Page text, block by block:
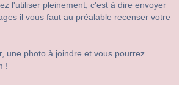
l'utiliser pleinement, c'est à dire envoyer
il vous faut au préalable recenser votre
une photo à joindre et vous pourrez
!